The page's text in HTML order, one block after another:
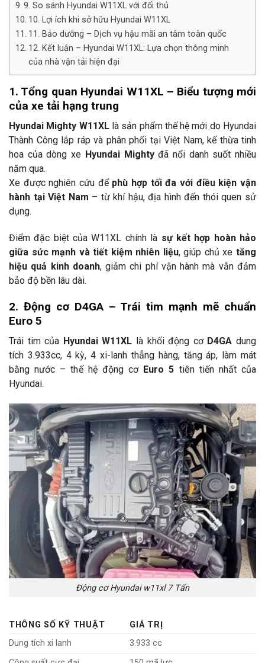
9. So sánh Hyundai W11XL với đối thủ
10. Lợi ích khi sở hữu Hyundai W11XL
11. Bảo dưỡng – Dịch vụ hậu mãi an tâm toàn quốc
12. Kết luận – Hyundai W11XL: Lựa chọn thông minh
của nhà vận tải hiện đại
1. Tổng quan Hyundai W11XL – Biểu tượng mới
của xe tải hạng trung
Hyundai Mighty W11XLlà sản phẩm thế hệ mới do Hyundai
Thành Công lắp ráp và phân phối tại Việt Nam, kế thừa tinh
hoa của dòng xe Hyundai Mightyđã nổi danh suốt nhiều
năm qua.
Xe được nghiên cứu để phù hợp tối đa với điều kiện vận
hành tại Việt Nam – từ khí hậu, địa hình đến thói quen sử
dụng.
Điểm đặc biệt của W11XL chính là sự kết hợp hoàn hảo
giữa sức mạnh và tiết kiệm nhiên liệu, giúp chủ xetăng
hiệu quả kinh doanh, giảm chi phí vận hành mà vẫn đảm
bảo độ bền lâu dài.
2. Động cơ D4GA – Trái tim mạnh mẽ chuẩn
Euro 5
Trái tim của Hyundai W11XL là khối động cơ D4GA dung
tích 3.933cc, 4 kỳ, 4 xi-lanh thẳng hàng, tăng áp, làm mát
bằng nước – thế hệ động cơ Euro 5 tiên tiến nhất của
Hyundai.
Động cơ Hyundai w11xl 7 Tấn
THÔNG SỐ KỸ THUẬT
GIÁ TRỊ
Dung tích xi lanh
3.933 cc